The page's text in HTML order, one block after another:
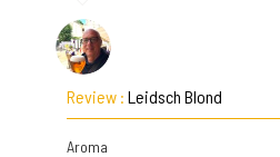
Review : Leidsch Blond
Aroma